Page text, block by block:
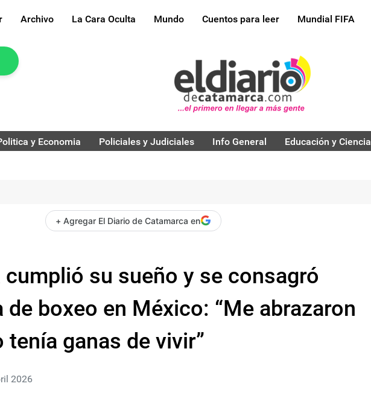
Archivo La Cara Oculta Mundo Cuentos para leer Mundial FIFA
y Economia Policiales y Judiciales Info General Educación y Ciencia
+ Agregar El Diario de Catamarca en
cumplió su sueño y se consagró
de boxeo en México: “Me abrazaron
tenía ganas de vivir”
2026